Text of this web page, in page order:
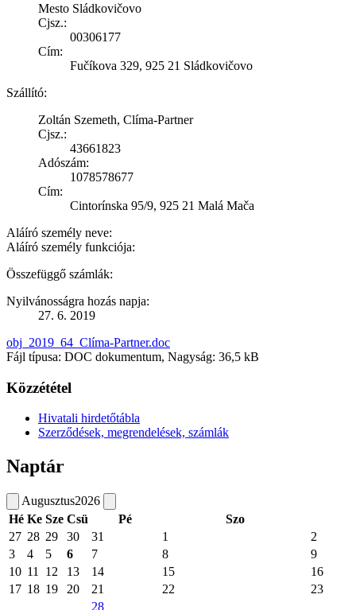
Mesto Sládkovičovo
Cjsz.:
00306177
Cím:
Fučíkova 329, 925 21 Sládkovičovo
Szállító:
Zoltán Szemeth, Clíma-Partner
Cjsz.:
43661823
Adószám:
1078578677
Cím:
Cintorínska 95/9, 925 21 Malá Mača
Aláíró személy neve:
Aláíró személy funkciója:
Összefüggő számlák:
Nyilvánosságra hozás napja:
27. 6. 2019
obj_2019_64_Clíma-Partner.doc
Fájl típusa: DOC dokumentum, Nagyság: 36,5 kB
Közzététel
Hivatali hirdetőtábla
Szerződések, megrendelések, számlák
Naptár
Augusztus2026
Hé Ke Sze Csü Pé
Szo
27 28 29 30 31 1
2
3
4 5 6 7 8
9
10 11 12 13 14 15
16
17 18 19 20 21 22
23
28